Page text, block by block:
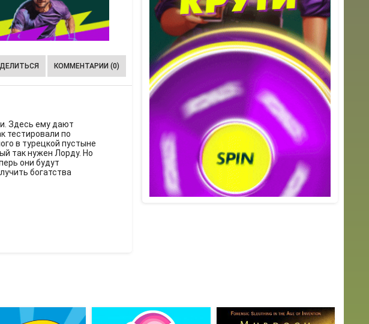
КОММЕНТАРИИ (0)
Здесь ему дают
тестировали по
в турецкой пустыне
так нужен Лорду. Но
они будут
богатства